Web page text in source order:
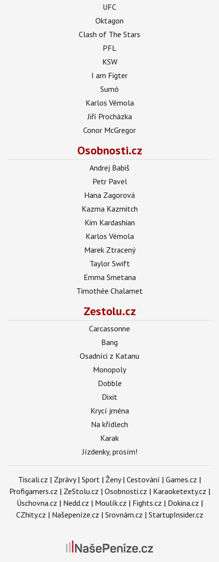
UFC
Oktagon
Clash of The Stars
PFL
KSW
I am Figter
Sumó
Karlos Vémola
Jiří Procházka
Conor McGregor
Osobnosti.cz
Andrej Babiš
Petr Pavel
Hana Zagorová
Kazma Kazmitch
Kim Kardashian
Karlos Vémola
Marek Ztracený
Taylor Swift
Emma Smetana
Timothée Chalamet
Zestolu.cz
Carcassonne
Bang
Osadníci z Katanu
Monopoly
Dobble
Dixit
Krycí jména
Na křídlech
Karak
Jízdenky, prosím!
Tiscali.cz | Zprávy| Sport | Ženy| Cestování | Games.cz |
Profigamers.cz | ZeStolu.cz | Osobnosti.cz | Karaoketexty.cz |
Úschovna.cz | Nedd.cz | Moulík.cz | Fights.cz | Dokina.cz |
CZhity.cz | Našepeníze.cz | Srovnám.cz | StartupInsider.cz